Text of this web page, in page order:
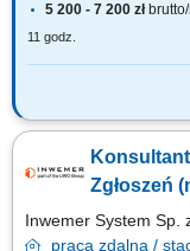
5 200 - 7 200 zł
11 godz.
Zadania, które na
informacji zgodnie ze
produktów i usług;
Zgłoszeń
Inwemer System Sp.
praca zdalna /